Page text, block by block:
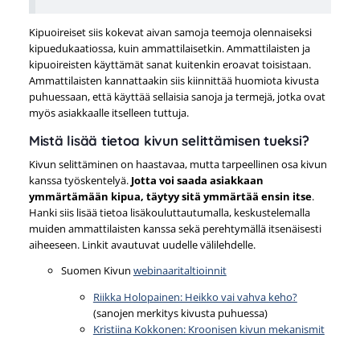
Kipuoireiset siis kokevat aivan samoja teemoja olennaiseksi
kipuedukaatiossa, kuin ammattilaisetkin. Ammattilaisten ja
kipuoireisten käyttämät sanat kuitenkin eroavat toisistaan.
Ammattilaisten kannattaakin siis kiinnittää huomiota kivusta
puhuessaan, että käyttää sellaisia sanoja ja termejä, jotka ovat
myös asiakkaalle itselleen tuttuja.
Mistä lisää tietoa kivun selittämisen tueksi?
Kivun selittäminen on haastavaa, mutta tarpeellinen osa kivun
kanssa työskentelyä. Jotta voi saada asiakkaan
ymmärtämään kipua, täytyy sitä ymmärtää ensin itse.
Hanki siis lisää tietoa lisäkouluttautumalla, keskustelemalla
muiden ammattilaisten kanssa sekä perehtymällä itsenäisesti
aiheeseen. Linkit avautuvat uudelle välilehdelle.
Suomen Kivun webinaaritaltioinnit
Riikka Holopainen: Heikko vai vahva keho?
(sanojen merkitys kivusta puhuessa)
Kristiina Kokkonen: Kroonisen kivun mekanismit